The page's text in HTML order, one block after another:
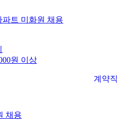
트 미화원 채용
원 이상
계약직
채용